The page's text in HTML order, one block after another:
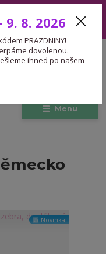
přijaté v tomto období
návratu.☀️💜
Menu
CZK
🆕 Novinka
9. 8. 2026
PRAZDNINY!
dovolenou.
ihned po našem